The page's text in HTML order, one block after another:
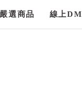
嚴選商品 線上DM